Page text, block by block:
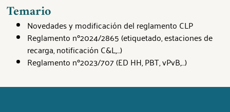
Temario
Novedades y modificación del reglamento CLP
Reglamento nº2024/2865 (etiquetado, estaciones de
recarga, notificación C&L,…)
Reglamento nº2023/707 (ED HH, PBT, vPvB,…)